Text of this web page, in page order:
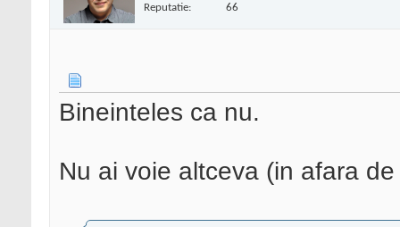
Reputatie: 66
Bineinteles ca nu.
Nu ai voie altceva (in afara